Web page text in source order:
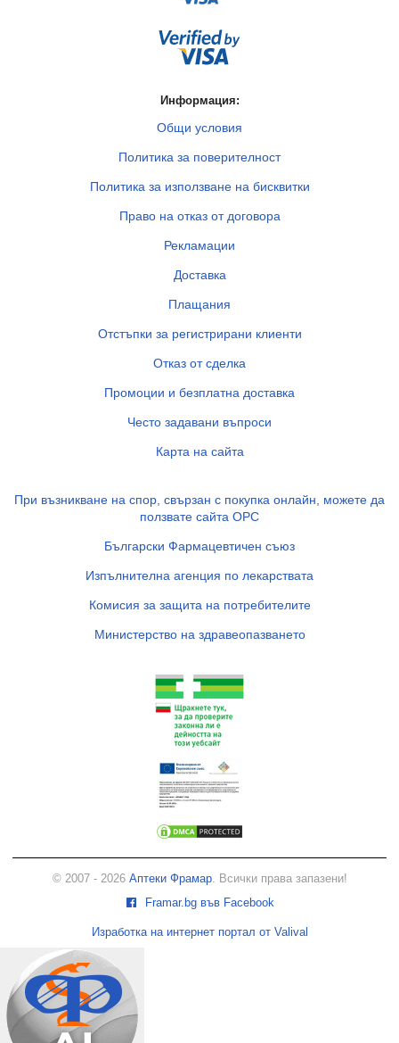
Информация:
Общи условия
Политика за поверителност
Политика за използване на бисквитки
Право на отказ от договора
Рекламации
Доставка
Плащания
Отстъпки за регистрирани клиенти
Отказ от сделка
Промоции и безплатна доставка
Често задавани въпроси
Карта на сайта
При възникване на спор, свързан с покупка онлайн, можете да
ползвате сайта ОРС
Български Фармацевтичен съюз
Изпълнителна агенция по лекарствата
Комисия за защита на потребителите
Министерство на здравеопазването
© 2007 - 2026 Аптеки Фрамар. Всички права запазени!
Framar.bg във Facebook
Изработка на интернет портал от Valival